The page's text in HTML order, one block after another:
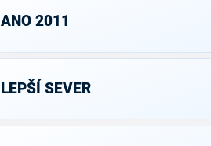
ANO 2011
LEPŠÍ SEVER